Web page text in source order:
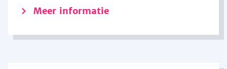
Meer informatie